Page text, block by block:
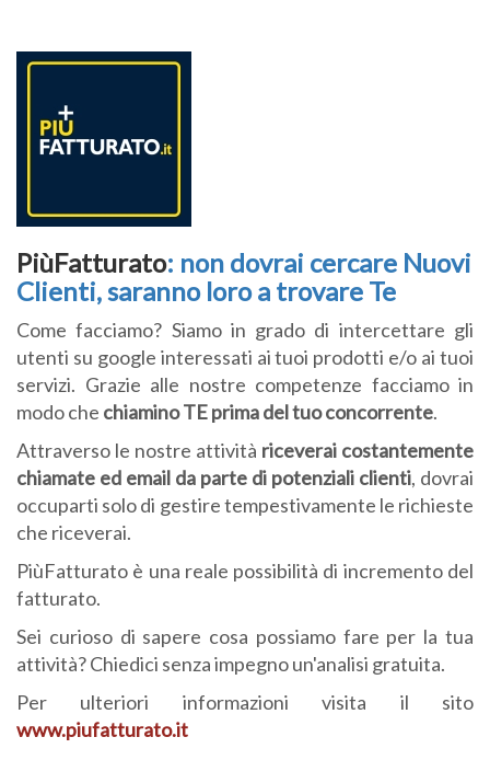
PiùFatturato: non dovrai cercare Nuovi
Clienti, saranno loro a trovare Te
Come facciamo? Siamo in grado di intercettare gli
utenti su google interessati ai tuoi prodotti e/o ai tuoi
servizi. Grazie alle nostre competenze facciamo in
modo che chiamino TE prima del tuo concorrente.
Attraverso le nostre attività riceverai costantemente
chiamate ed email da parte di potenziali clienti, dovrai
occuparti solo di gestire tempestivamente le richieste
che riceverai.
PiùFatturato è una reale possibilità di incremento del
fatturato.
Sei curioso di sapere cosa possiamo fare per la tua
attività? Chiedici senza impegno un'analisi gratuita.
Per ulteriori informazioni visita il sito
www.piufatturato.it